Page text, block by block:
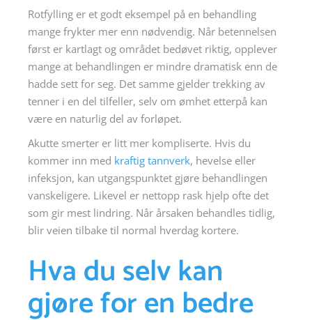
Rotfylling er et godt eksempel på en behandling
mange frykter mer enn nødvendig. Når betennelsen
først er kartlagt og området bedøvet riktig, opplever
mange at behandlingen er mindre dramatisk enn de
hadde sett for seg. Det samme gjelder trekking av
tenner i en del tilfeller, selv om ømhet etterpå kan
være en naturlig del av forløpet.
Akutte smerter er litt mer kompliserte. Hvis du
kommer inn med kraftig tannverk, hevelse eller
infeksjon, kan utgangspunktet gjøre behandlingen
vanskeligere. Likevel er nettopp rask hjelp ofte det
som gir mest lindring. Når årsaken behandles tidlig,
blir veien tilbake til normal hverdag kortere.
Hva du selv kan
gjøre for en bedre